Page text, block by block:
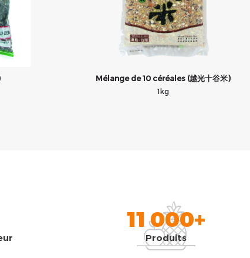
Mélange de 10 céréales (越光十谷米)
1kg
11 000+
Produits